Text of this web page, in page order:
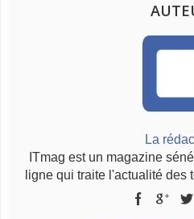
La
ITmag est un magazine
ligne qui traite l'actualité des